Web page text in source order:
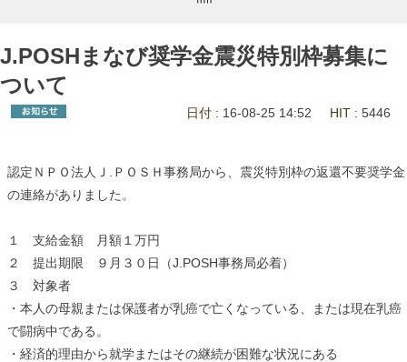
J.POSHまなび奨学金震災特別枠募集に
ついて
日付 : 16-08-25 14:52 HIT : 5446
認定ＮＰＯ法人Ｊ.ＰＯＳＨ事務局から、震災特別枠の返還不要奨学金
の連絡がありました。
１ 支給金額 月額１万円
２ 提出期限 ９月３０日（J.POSH事務局必着）
３ 対象者
・本人の母親または保護者が乳癌で亡くなっている、または現在乳癌
で闘病中である。
・経済的理由から就学またはその継続が困難な状況にある